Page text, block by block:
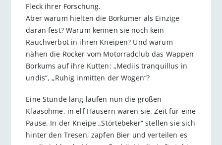
Fleck ihrer Forschung.
Aber warum hielten die Borkumer als Einzige
daran fest? Warum kennen sie noch kein
Rauchverbot in ihren Kneipen? Und warum
nähen die Rocker vom Motorradclub das Wappen
Borkums auf ihre Kutten: „Mediis tranquillus in
undis“, „Ruhig inmitten der Wogen“?
Eine Stunde lang laufen nun die großen
Klaasohme, in elf Häusern waren sie. Zeit für eine
Pause. In der Kneipe „Störtebeker“ stellen sie sich
hinter den Tresen, zapfen Bier und verteilen es